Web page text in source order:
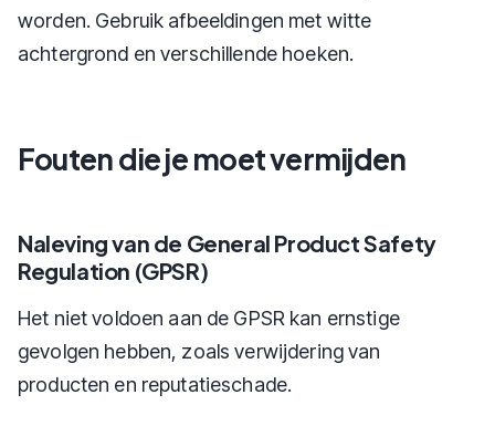
worden. Gebruik afbeeldingen met witte
achtergrond en verschillende hoeken.
Fouten die je moet vermijden
Naleving van de General Product Safety
Regulation (GPSR)
Het niet voldoen aan de GPSR kan ernstige
gevolgen hebben, zoals verwijdering van
producten en reputatieschade.